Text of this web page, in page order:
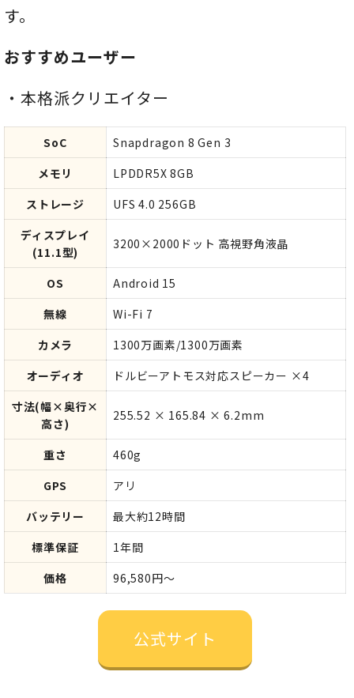
す。
おすすめユーザー
・本格派クリエイター
SoC
Snapdragon 8 Gen 3
メモリ
LPDDR5X 8GB
ストレージ
UFS 4.0 256GB
ディスプレイ
(11.1型)
3200×2000ドット 高視野角液晶
OS
Android 15
無線
Wi-Fi 7
カメラ
1300万画素/1300万画素
オーディオ
ドルビーアトモス対応スピーカー ×4
寸法(幅×奥行×
高さ)
255.52 × 165.84 × 6.2mm
重さ
460g
GPS
アリ
バッテリー
最大約12時間
標準保証
1年間
価格
96,580円～
公式サイト